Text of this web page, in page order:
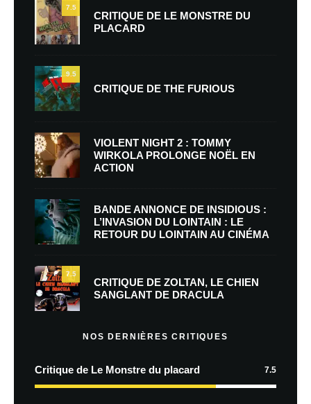
7.5
CRITIQUE DE LE MONSTRE DU
PLACARD
9.5
CRITIQUE DE THE FURIOUS
VIOLENT NIGHT 2 : TOMMY
WIRKOLA PROLONGE NOËL EN
ACTION
BANDE ANNONCE DE INSIDIOUS :
L’INVASION DU LOINTAIN : LE
RETOUR DU LOINTAIN AU CINÉMA
7.5
CRITIQUE DE ZOLTAN, LE CHIEN
SANGLANT DE DRACULA
NOS DERNIÈRES CRITIQUES
Critique de Le Monstre du placard 7.5